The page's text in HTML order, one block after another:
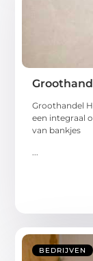
Groothandel
een integraal
van bankjes
...
BEDRIJVEN